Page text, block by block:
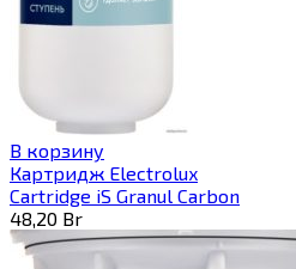
В корзину
Картридж Electrolux
Cartridge iS Granul Carbon
48,20 Br